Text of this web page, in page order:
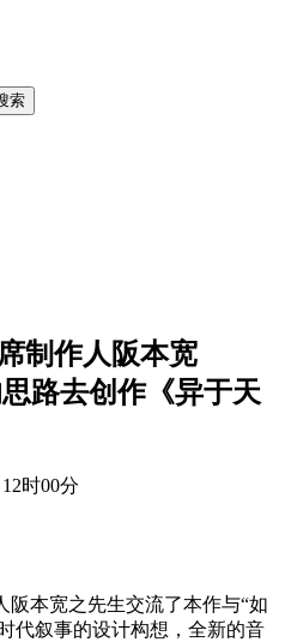
制作人阪本宽
路去创作《异于天
时00分
阪本宽之先生交流了本作与“如
代叙事的设计构想，全新的音